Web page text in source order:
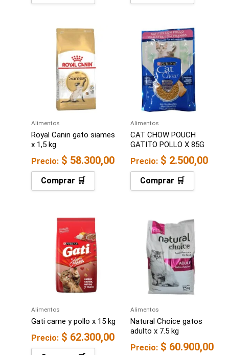
Alimentos
Royal Canin gato siames
x 1,5 kg
Precio: $ 58.300,00
Comprar 🛒
Alimentos
CAT CHOW POUCH
GATITO POLLO X 85G
Precio: $ 2.500,00
Comprar 🛒
Alimentos
Gati carne y pollo x 15 kg
Precio: $ 62.300,00
Alimentos
Natural Choice gatos
adulto x 7.5 kg
Precio: $ 60.900,00